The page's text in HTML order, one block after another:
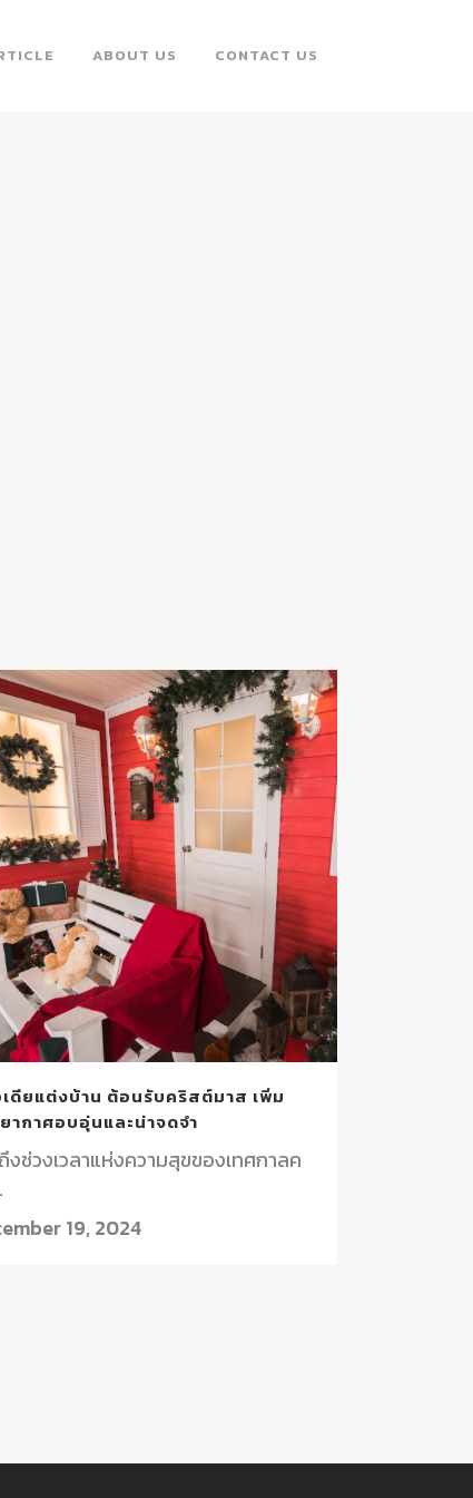
ABOUT US CONTACT US
เดียแต่งบ้าน ต้อนรับคริสต์มาส เพิ่ม
ากาศอบอุ่นและน่าจดจำ
งช่วงเวลาแห่งความสุขของเทศกาลค
19, 2024